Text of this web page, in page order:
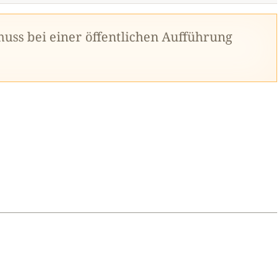
Hoch/Runter
benutzen,
die
bei einer öffentlichen Aufführung